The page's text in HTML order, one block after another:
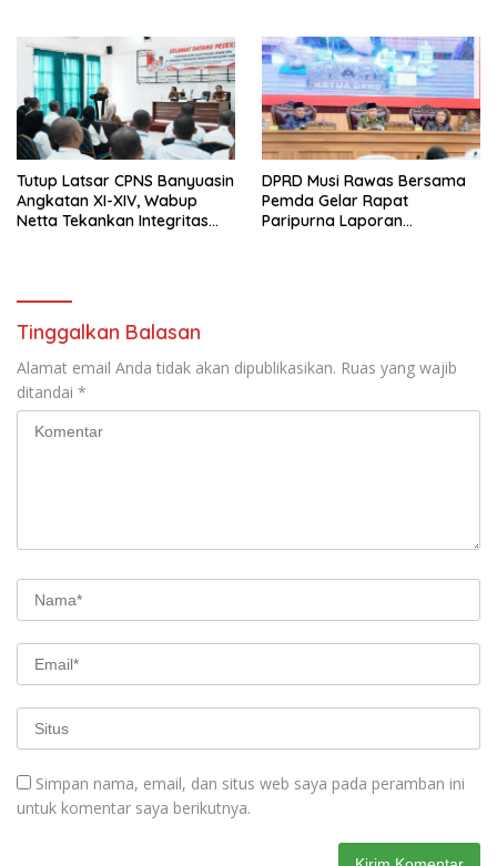
Prima
Tutup Latsar CPNS Banyuasin
Angkatan XI-XIV, Wabup
Netta Tekankan Integritas
DPRD Musi Rawas Bersama
Pemda Gelar Rapat
Paripurna Laporan
Tinggalkan Balasan
Alamat email Anda tidak akan dipublikasikan. Ruas yang wajib
ditandai *
Simpan nama, email, dan situs web saya pada peramban ini
untuk komentar saya berikutnya.